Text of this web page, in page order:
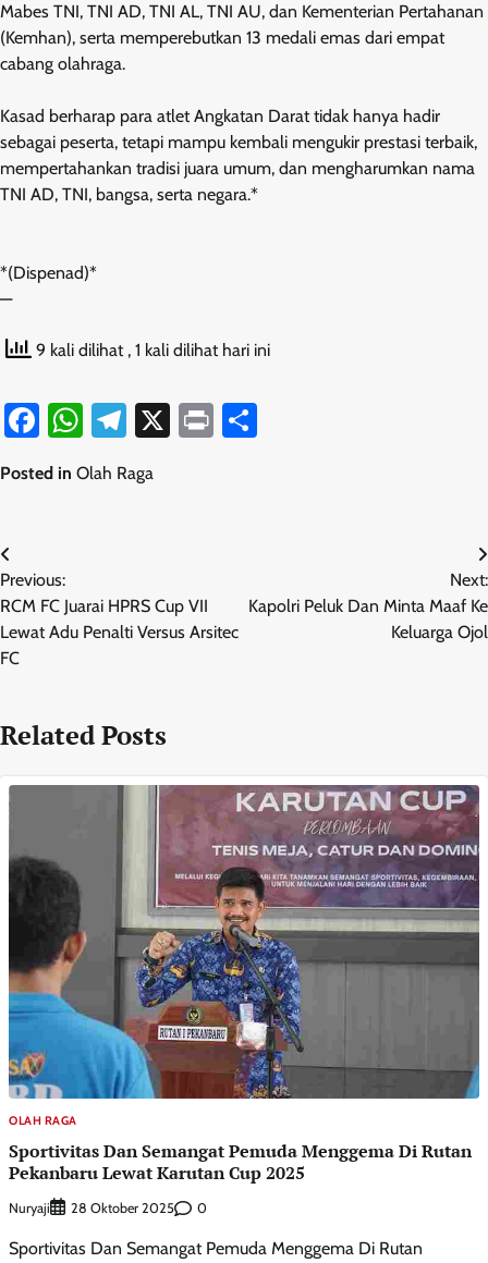
Mabes TNI, TNI AD, TNI AL, TNI AU, dan Kementerian Pertahanan
(Kemhan), serta memperebutkan 13 medali emas dari empat
cabang olahraga.
Kasad berharap para atlet Angkatan Darat tidak hanya hadir
sebagai peserta, tetapi mampu kembali mengukir prestasi terbaik,
mempertahankan tradisi juara umum, dan mengharumkan nama
TNI AD, TNI, bangsa, serta negara.*
*(Dispenad)*
—
9 kali dilihat , 1 kali dilihat hari ini
Facebook
WhatsApp
Telegram
X Print
Posted in Olah Raga
Navigasi
pos
Previous:
RCM FC Juarai HPRS Cup VII
Lewat Adu Penalti Versus Arsitec
FC
Next:
Kapolri Peluk Dan Minta Maaf Ke
Keluarga Ojol
Related Posts
OLAH RAGA
Sportivitas Dan Semangat Pemuda Menggema Di Rutan
Pekanbaru Lewat Karutan Cup 2025
Nuryaji 28 Oktober 2025 0
Sportivitas Dan Semangat Pemuda Menggema Di Rutan